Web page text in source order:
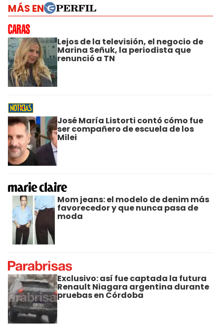
MÁS EN
Lejos de la televisión, el negocio de
Marina Señuk, la periodista que
renunció a TN
José María Listorti contó cómo fue
ser compañero de escuela de los
Milei
Mom jeans: el modelo de denim más
favorecedor y que nunca pasa de
moda
Exclusivo: así fue captada la futura
Renault Niagara argentina durante
pruebas en Córdoba